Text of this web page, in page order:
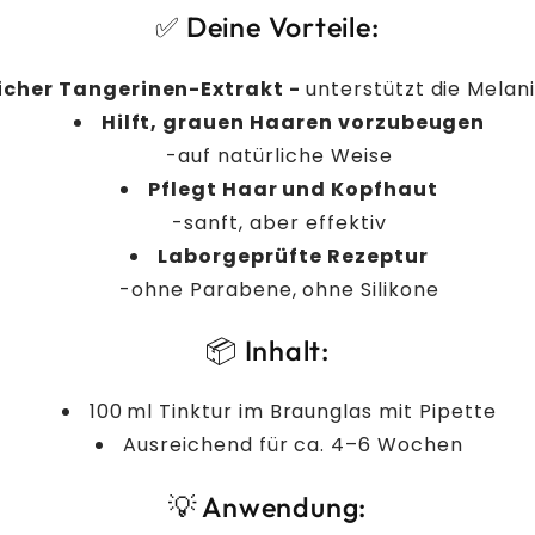
✅ Deine Vorteile:
Tangerinen-Extrakt - unterstützt die
Hilft, grauen Haaren vorzubeugen
-auf natürliche Weise
Pflegt Haar und Kopfhaut
-sanft, aber effektiv
Laborgeprüfte Rezeptur
-ohne Parabene, ohne Silikone
📦 Inhalt:
100 ml Tinktur im Braunglas mit Pipette
Ausreichend für ca. 4–6 Wochen
💡 Anwendung: